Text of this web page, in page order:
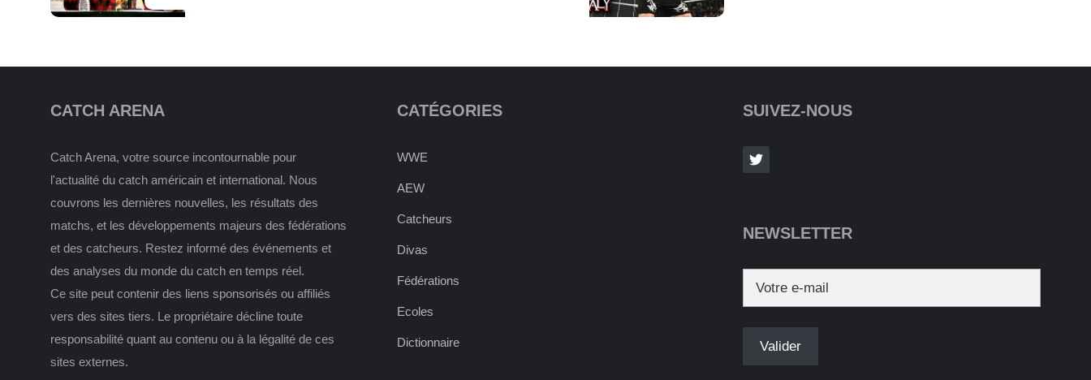
CATCH ARENA
Catch Arena, votre source incontournable pour
l'actualité du catch américain et international. Nous
couvrons les dernières nouvelles, les résultats des
matchs, et les développements majeurs des fédérations
et des catcheurs. Restez informé des événements et
des analyses du monde du catch en temps réel.
Ce site peut contenir des liens sponsorisés ou affiliés
vers des sites tiers. Le propriétaire décline toute
responsabilité quant au contenu ou à la légalité de ces
sites externes.
CATÉGORIES
WWE
AEW
Catcheurs
Divas
Fédérations
Ecoles
Dictionnaire
SUIVEZ-NOUS
NEWSLETTER